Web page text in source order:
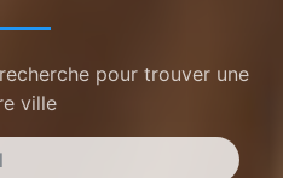
pour trouver une
ville